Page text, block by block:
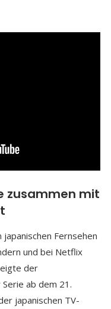
zusammen mit
Fernsehen
und bei Netflix
der
ab dem 21.
japanischen TV-